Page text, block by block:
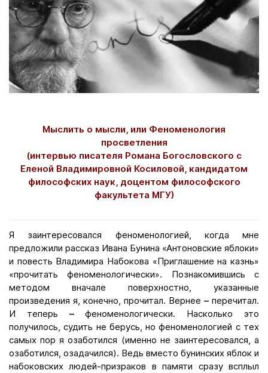
Мыслить о мысли, или Феноменология
просветления
(интервью писателя Романа Богословского с
Еленой Владимировной Косиловой, кандидатом
философских наук, доцентом философского
факультета МГУ)
Я заинтересовался феноменологией, когда мне
предложили рассказ Ивана Бунина «Антоновские яблоки»
и повесть Владимира Набокова «Приглашение на казнь»
«прочитать феноменологически». Познакомившись с
методом вначале поверхностно, указанные
произведения я, конечно, прочитал. Вернее – перечитал.
И теперь –феноменологически. Насколько это
получилось, судить не берусь, но феноменологией с тех
самых пор я озаботился (именно не заинтересовался, а
озаботился, озадачился). Ведь вместо бунинских яблок и
набоковских людей-призраков в памяти сразу всплыл